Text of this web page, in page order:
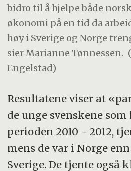
bidro til å hjelpe både
økonomi på en tid da
høy i Sverige og Norge
sier Marianne Tønnessen.
Engelstad)
Resultatene viser at
de unge svenskene
perioden 2010 - 2012,
mens de var i Norge
Sverige. De tjente også